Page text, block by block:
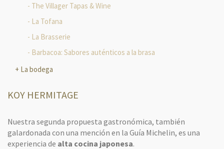
The Villager Tapas & Wine
La Tofana
La Brasserie
Barbacoa: Sabores auténticos a la brasa
La bodega
KOY HERMITAGE
Nuestra segunda propuesta gastronómica, también
galardonada con una mención en la Guía Michelin, es una
experiencia de alta cocina japonesa.